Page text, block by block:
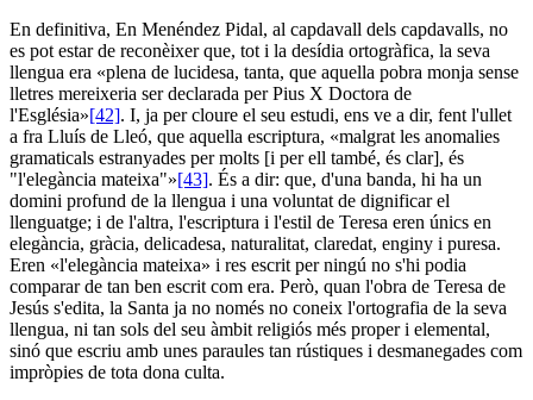
En definitiva, En Menéndez Pidal, al capdavall dels capdavalls, no
es pot estar de reconèixer que, tot i la desídia ortogràfica, la seva
llengua era «plena de lucidesa, tanta, que aquella pobra monja sense
lletres mereixeria ser declarada per Pius X Doctora de
l'Església»[42]. I, ja per cloure el seu estudi, ens ve a dir, fent l'ullet
a fra Lluís de Lleó, que aquella escriptura, «malgrat les anomalies
gramaticals estranyades per molts [i per ell també, és clar], és
"l'elegància mateixa"»[43]. És a dir: que, d'una banda, hi ha un
domini profund de la llengua i una voluntat de dignificar el
llenguatge; i de l'altra, l'escriptura i l'estil de Teresa eren únics en
elegància, gràcia, delicadesa, naturalitat, claredat, enginy i puresa.
Eren «l'elegància mateixa» i res escrit per ningú no s'hi podia
comparar de tan ben escrit com era. Però, quan l'obra de Teresa de
Jesús s'edita, la Santa ja no només no coneix l'ortografia de la seva
llengua, ni tan sols del seu àmbit religiós més proper i elemental,
sinó que escriu amb unes paraules tan rústiques i desmanegades com
impròpies de tota dona culta.